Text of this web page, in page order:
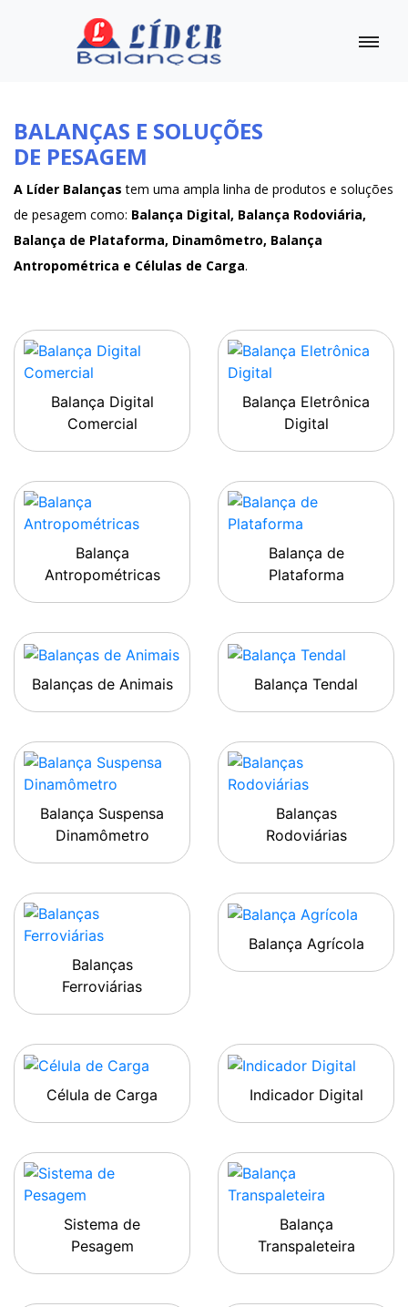
BALANÇAS E SOLUÇÕES
DE PESAGEM
A Líder Balanças tem uma ampla linha de produtos e soluções
de pesagem como: Balança Digital, Balança Rodoviária,
Balança de Plataforma, Dinamômetro, Balança
Antropométrica e Células de Carga.
Balança Digital
Comercial
Balança Eletrônica
Digital
Balança
Antropométricas
Balança de
Plataforma
Balanças de Animais Balança Tendal
Balança Suspensa
Dinamômetro
Balanças
Rodoviárias
Balanças
Ferroviárias
Balança Agrícola
Célula de Carga Indicador Digital
Sistema de
Pesagem
Balança
Transpaleteira